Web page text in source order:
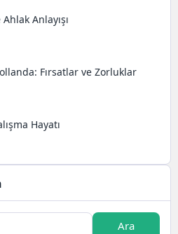
Anlayışı
Fırsatlar ve Zorluklar
Hayatı